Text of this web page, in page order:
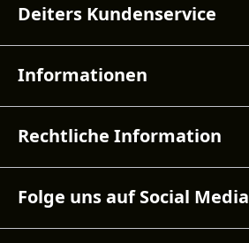
Deiters Kundenservice
Informationen
Rechtliche Information
Folge uns auf Social Media